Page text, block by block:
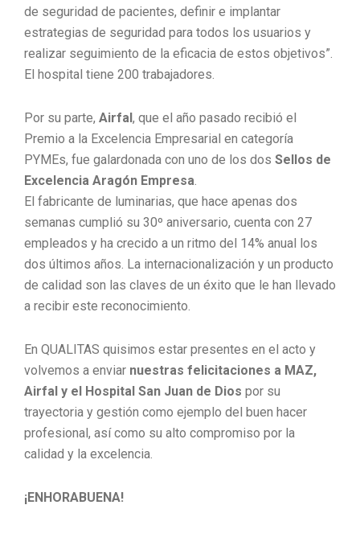
de seguridad de pacientes, definir e implantar
estrategias de seguridad para todos los usuarios y
realizar seguimiento de la eficacia de estos objetivos”.
El hospital tiene 200 trabajadores.
Por su parte, Airfal, que el año pasado recibió el
Premio a la Excelencia Empresarial en categoría
PYMEs, fue galardonada con uno de los dos Sellos de
Excelencia Aragón Empresa.
El fabricante de luminarias, que hace apenas dos
semanas cumplió su 30º aniversario, cuenta con 27
empleados y ha crecido a un ritmo del 14% anual los
dos últimos años. La internacionalización y un producto
de calidad son las claves de un éxito que le han llevado
a recibir este reconocimiento.
En QUALITAS quisimos estar presentes en el acto y
volvemos a enviar nuestras felicitaciones a MAZ,
Airfal y el Hospital San Juan de Dios por su
trayectoria y gestión como ejemplo del buen hacer
profesional, así como su alto compromiso por la
calidad y la excelencia.
¡ENHORABUENA!